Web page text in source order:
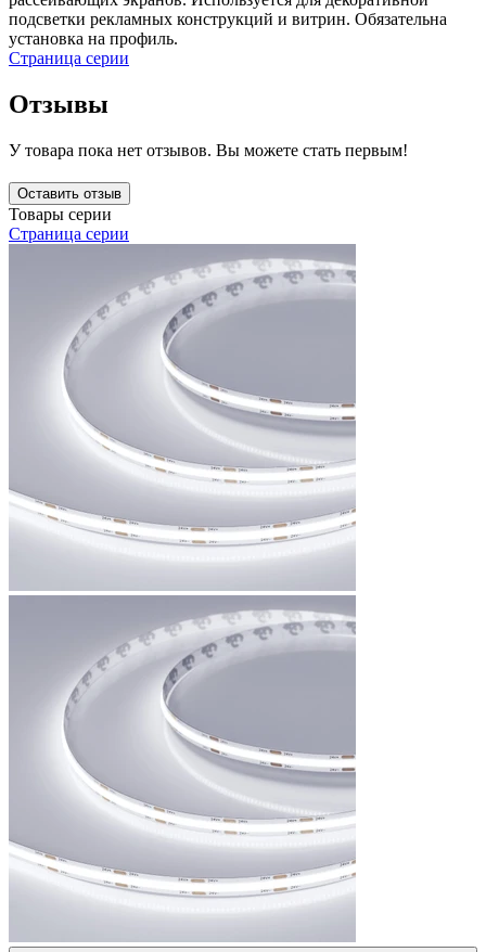
подсветки рекламных конструкций и витрин. Обязательна
установка на профиль.
Страница серии
Отзывы
У товара пока нет отзывов. Вы можете стать первым!
Оставить отзыв
Товары серии
Страница серии